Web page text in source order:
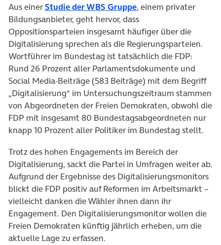
Aus einerStudie der WBS Gruppe, einem privater
Bildungsanbieter, geht hervor, dass
Oppositionsparteien insgesamt häufiger über die
Digitalisierung sprechen als die Regierungsparteien.
Wortführer im Bundestag ist tatsächlich die FDP:
Rund 26 Prozent aller Parlamentsdokumente und
Social Media-Beiträge (583 Beiträge) mit dem Begriff
„Digitalisierung“ im Untersuchungszeitraum stammen
von Abgeordneten der Freien Demokraten, obwohl die
FDP mit insgesamt 80 Bundestagsabgeordneten nur
knapp 10 Prozent aller Politiker im Bundestag stellt.
Trotz des hohen Engagements im Bereich der
Digitalisierung, sackt die Partei in Umfragen weiter ab.
Aufgrund der Ergebnisse des Digitalisierungsmonitors
blickt die FDP positiv auf Reformen im Arbeitsmarkt –
vielleicht danken die Wähler ihnen dann ihr
Engagement. Den Digitalisierungsmonitor wollen die
Freien Demokraten künftig jährlich erheben, um die
aktuelle Lage zu erfassen.